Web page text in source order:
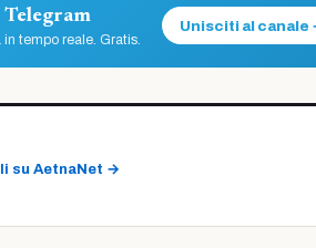
tempo reale. Gratis.
Unisciti al canale
su AetnaNet →